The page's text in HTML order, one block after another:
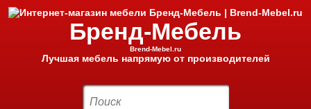
Бренд-Мебель
Brend-Mebel.ru
Лучшая мебель напрямую от производителей